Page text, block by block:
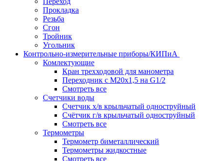
Прокладка
Резьба
Сгон
Тройник
Угольник
Контрольно-измерительные приборы/КИПиА
Комлектующие
Кран трехходовой для манометра
Переходник с М20х1,5 на G1/2
Смотреть все
Счетчики воды
Счетчик х/в крыльчатый одноструйный
Счётчик г/в крыльчатый одноструйный
Смотреть все
Термометры
Термометр биметаллический
Термометры жидкостные
Смотреть все